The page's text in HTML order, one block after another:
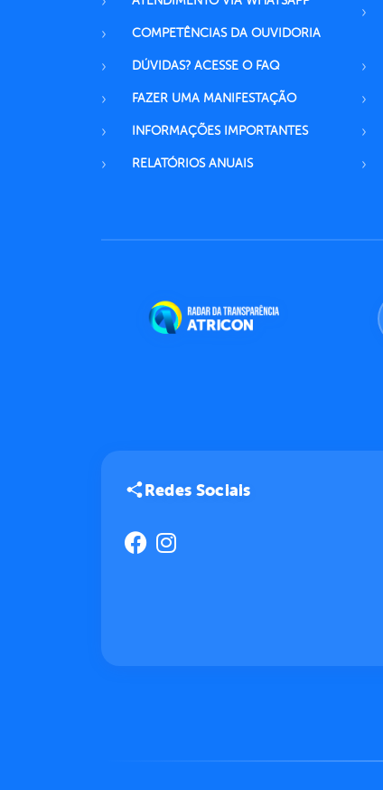
COMPETÊNCIAS DA OUVIDORIA
DÚVIDAS? ACESSE O FAQ
FAZER UMA MANIFESTAÇÃO
INFORMAÇÕES IMPORTANTES
RELATÓRIOS ANUAIS
Redes Sociais